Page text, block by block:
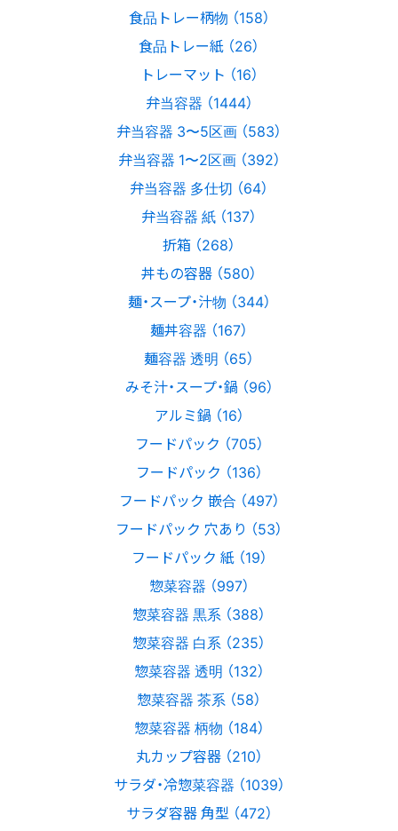
食品トレー柄物 （158）
食品トレー紙 （26）
トレーマット （16）
弁当容器 （1444）
弁当容器 3〜5区画 （583）
弁当容器 1〜2区画 （392）
弁当容器 多仕切 （64）
弁当容器 紙 （137）
折箱 （268）
丼もの容器 （580）
麺・スープ・汁物 （344）
麺丼容器 （167）
麺容器 透明 （65）
みそ汁・スープ・鍋 （96）
アルミ鍋 （16）
フードパック （705）
フードパック （136）
フードパック 嵌合 （497）
フードパック 穴あり （53）
フードパック 紙 （19）
惣菜容器 （997）
惣菜容器 黒系 （388）
惣菜容器 白系 （235）
惣菜容器 透明 （132）
惣菜容器 茶系 （58）
惣菜容器 柄物 （184）
丸カップ容器 （210）
サラダ・冷惣菜容器 （1039）
サラダ容器 角型 （472）